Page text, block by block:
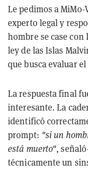
Le pedimos a
experto legal y
hombre se case
ley de las Islas
que busca evaluar
La respuesta final
interesante. La
identificó
prompt: "si un
está muerto",
técnicamente un